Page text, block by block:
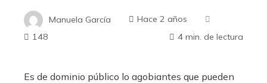
Manuela García
Hace 2 años
148
4 min. de lectura
Es de dominio público lo agobiantes que pueden